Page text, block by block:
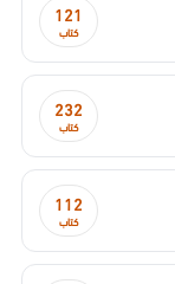
121
كتاب
232
كتاب
112
كتاب